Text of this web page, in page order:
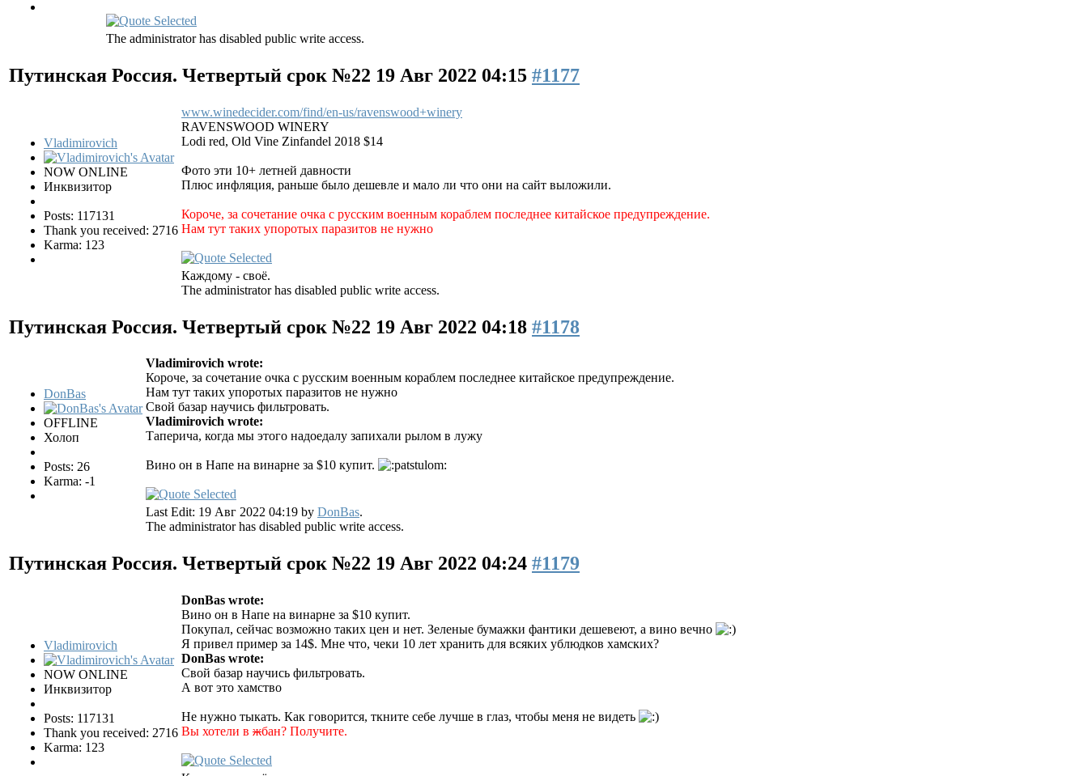
The administrator has disabled public write access.
Путинская Россия. Четвертый срок №22 19 Авг 2022 04:15 #1177
Vladimirovich
NOW ONLINE
Инквизитор
Posts: 117131
Thank you received: 2716
Karma: 123
www.winedecider.com/find/en-us/ravenswood+winery
RAVENSWOOD WINERY
Lodi red, Old Vine Zinfandel 2018 $14
Фото эти 10+ летней давности
Плюс инфляция, раньше было дешевле и мало ли что они на сайт выложили.
Короче, за сочетание очка с русским военным кораблем последнее китайское предупреждение.
Нам тут таких упоротых паразитов не нужно
Каждому - своё.
The administrator has disabled public write access.
Путинская Россия. Четвертый срок №22 19 Авг 2022 04:18 #1178
DonBas
OFFLINE
Холоп
Posts: 26
Karma: -1
Vladimirovich wrote:
Короче, за сочетание очка с русским военным кораблем последнее китайское предупреждение.
Нам тут таких упоротых паразитов не нужно
Свой базар научись фильтровать.
Vladimirovich wrote:
Таперича, когда мы этого надоедалу запихали рылом в лужу
Вино он в Напе на винарне за $10 купит.
Last Edit: 19 Авг 2022 04:19 by DonBas.
The administrator has disabled public write access.
Путинская Россия. Четвертый срок №22 19 Авг 2022 04:24 #1179
Vladimirovich
NOW ONLINE
Инквизитор
Posts: 117131
Thank you received: 2716
Karma: 123
DonBas wrote:
Вино он в Напе на винарне за $10 купит.
Покупал, сейчас возможно таких цен и нет. Зеленые бумажки фантики дешевеют, а вино вечно
Я привел пример за 14$. Мне что, чеки 10 лет хранить для всяких ублюдков хамских?
DonBas wrote:
Свой базар научись фильтровать.
А вот это хамство
Не нужно тыкать. Как говорится, ткните себе лучше в глаз, чтобы меня не видеть
Вы хотели в жбан? Получите.